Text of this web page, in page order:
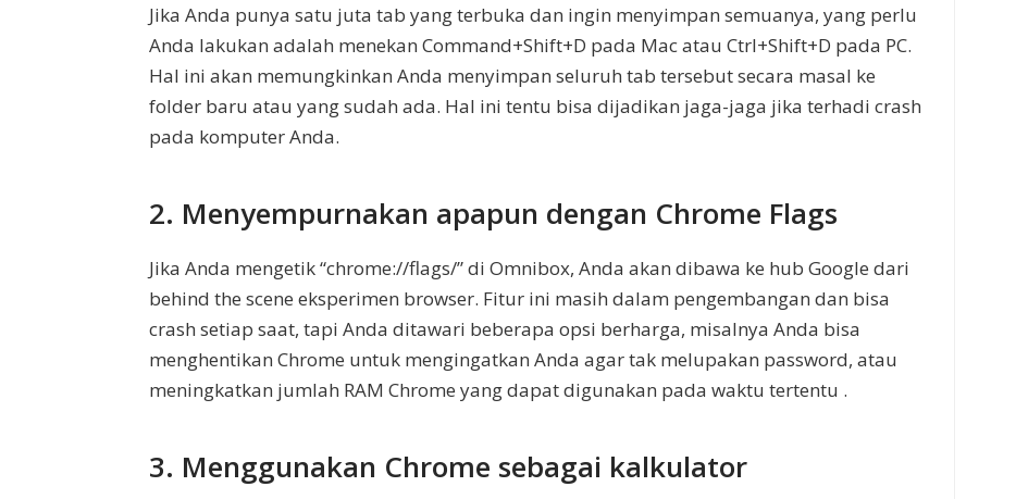
Jika Anda punya satu juta tab yang terbuka dan ingin menyimpan semuanya, yang perlu
Anda lakukan adalah menekan Command+Shift+D pada Mac atau Ctrl+Shift+D pada PC.
Hal ini akan memungkinkan Anda menyimpan seluruh tab tersebut secara masal ke
folder baru atau yang sudah ada. Hal ini tentu bisa dijadikan jaga-jaga jika terhadi crash
pada komputer Anda.
2. Menyempurnakan apapun dengan Chrome Flags
Jika Anda mengetik “chrome://flags/” di Omnibox, Anda akan dibawa ke hub Google dari
behind the scene eksperimen browser. Fitur ini masih dalam pengembangan dan bisa
crash setiap saat, tapi Anda ditawari beberapa opsi berharga, misalnya Anda bisa
menghentikan Chrome untuk mengingatkan Anda agar tak melupakan password, atau
meningkatkan jumlah RAM Chrome yang dapat digunakan pada waktu tertentu .
3. Menggunakan Chrome sebagai kalkulator